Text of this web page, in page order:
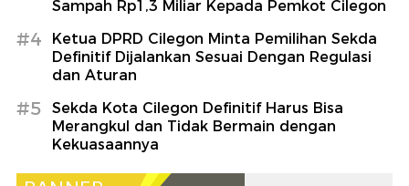
Sampah Rp1,3 Miliar Kepada Pemkot Cilegon
#4
Ketua DPRD Cilegon Minta Pemilihan Sekda
Definitif Dijalankan Sesuai Dengan Regulasi
dan Aturan
#5
Sekda Kota Cilegon Definitif Harus Bisa
Merangkul dan Tidak Bermain dengan
Kekuasaannya